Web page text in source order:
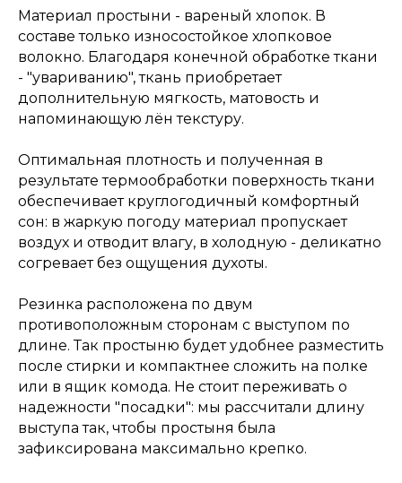
Материал простыни - вареный хлопок. В
составе только износостойкое хлопковое
волокно. Благодаря конечной обработке ткани
- "увариванию", ткань приобретает
дополнительную мягкость, матовость и
напоминающую лён текстуру.
Оптимальная плотность и полученная в
результате термообработки поверхность ткани
обеспечивает круглогодичный комфортный
сон: в жаркую погоду материал пропускает
воздух и отводит влагу, в холодную - деликатно
согревает без ощущения духоты.
Резинка расположена по двум
противоположным сторонам с выступом по
длине. Так простыню будет удобнее разместить
после стирки и компактнее сложить на полке
или в ящик комода. Не стоит переживать о
надежности "посадки": мы рассчитали длину
выступа так, чтобы простыня была
зафиксирована максимально крепко.